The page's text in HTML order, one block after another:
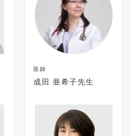
医師
成田 亜希子先生